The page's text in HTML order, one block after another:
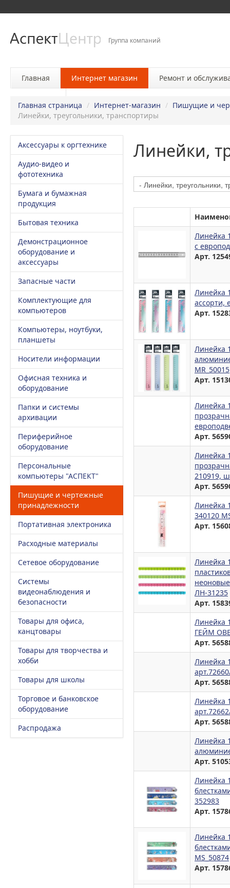
Группа компаний
Главная Интернет магазин Ремонт и
Главная страница / Интернет-магазин / Пишущие и
Линейки, треугольники, транспортиры
Аксессуары к оргтехнике
Аудио-видео и
фототехника
Бумага и бумажная
продукция
Бытовая техника
Демонстрационное
оборудование и
аксессуары
Запасные части
Комплектующие для
компьютеров
Компьютеры, ноутбуки,
планшеты
Носители информации
Офисная техника и
оборудование
Папки и системы
архивации
Периферийное
оборудование
Персональные
компьютеры "АСПЕКТ"
Пишущие и чертежные
принадлежности
Портативная электроника
Расходные материалы
Сетевое оборудование
Системы
видеонаблюдения и
безопасности
Товары для офиса,
канцтовары
Товары для творчества и
хобби
Товары для школы
Торговое и банковское
оборудование
Распродажа
Линейки,
Линейка
с
Арт.
Линейка
ассорти,
Арт.
Линейка
MR_50015
Арт.
Линейка
Арт.
Линейка
210919,
Арт.
Линейка
340120
Арт.
Линейка
ЛН-31235
Арт.
Линейка
ГЕЙМ
Арт.
Линейка
Арт.
Линейка
Арт.
Линейка
Арт.
Линейка
352983
Арт.
Линейка
MS_50874
Арт.